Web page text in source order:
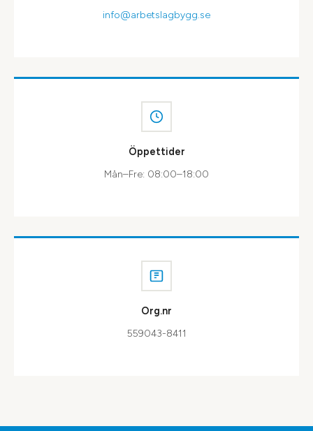
info@arbetslagbygg.se
Öppettider
Mån–Fre: 08:00–18:00
Org.nr
559043-8411